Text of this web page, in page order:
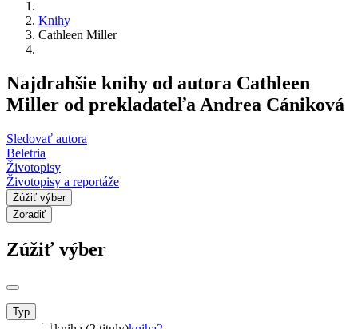
Knihy
Cathleen Miller
Najdrahšie knihy od autora Cathleen
Miller od prekladateľa Andrea Cániková
Sledovať autora
Beletria
Životopisy
Životopisy a reportáže
Zúžiť výber
Zoradiť
Zúžiť výber
Typ